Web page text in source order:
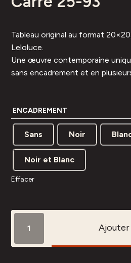
Tableau original au format
Leloluce.
Une œuvre contemporaine
sans encadrement et en
ENCADREMENT
Sans Noir
Noir et Blanc
Effacer
Carré
Ajouter